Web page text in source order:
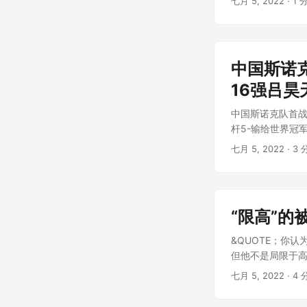
中国斯诺
16强吕昊
中国斯诺克队首
杆5-输给世界冠
七月 5, 2022 · 3
“限高”的
&QUOTE；你认
但他不是局限于
七月 5, 2022 · 4